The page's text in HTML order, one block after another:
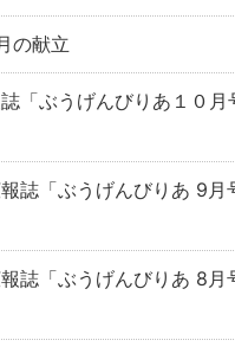
の献立
「ぶうげんびりあ１０月
誌「ぶうげんびりあ 9月
誌「ぶうげんびりあ 8月